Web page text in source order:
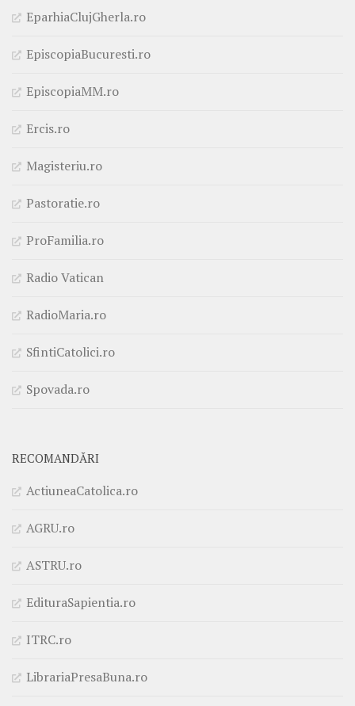
EparhiaClujGherla.ro
EpiscopiaBucuresti.ro
EpiscopiaMM.ro
Ercis.ro
Magisteriu.ro
Pastoratie.ro
ProFamilia.ro
Radio Vatican
RadioMaria.ro
SfintiCatolici.ro
Spovada.ro
RECOMANDĂRI
ActiuneaCatolica.ro
AGRU.ro
ASTRU.ro
EdituraSapientia.ro
ITRC.ro
LibrariaPresaBuna.ro